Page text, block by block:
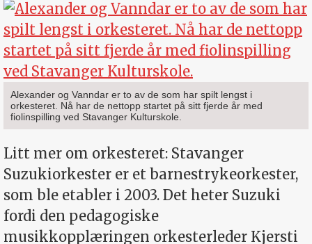
Alexander og Vanndar er to av de som har spilt lengst i
orkesteret. Nå har de nettopp startet på sitt fjerde år med
fiolinspilling ved Stavanger Kulturskole.
Litt mer om orkesteret: Stavanger
Suzukiorkester er et barnestrykeorkester,
som ble etabler i 2003. Det heter Suzuki
fordi den pedagogiske
musikkopplæringen orkesterleder Kjersti